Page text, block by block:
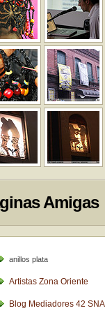
Amigas
anillos plata
Artistas Zona Oriente
Blog Mediadores 42 SNA